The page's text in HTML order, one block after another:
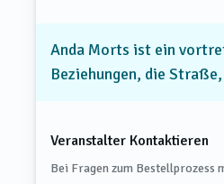
Anda Morts ist ein
Beziehungen, die
Veranstalter Kontaktieren
Bei Fragen zum Bestellprozess